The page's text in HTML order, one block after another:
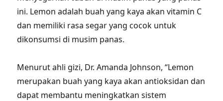
ini. Lemon adalah buah yang kaya akan vitamin C
dan memiliki rasa segar yang cocok untuk
dikonsumsi di musim panas.
Menurut ahli gizi, Dr. Amanda Johnson, “Lemon
merupakan buah yang kaya akan antioksidan dan
dapat membantu meningkatkan sistem